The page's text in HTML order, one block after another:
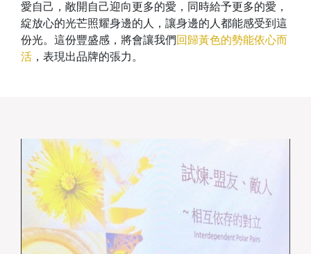
愛自己，敞開自己迎向更多的愛，同時給予更多的愛，
綻放心的光芒照耀身邊的人，讓身邊的人都能感受到這
份光。這份豐盛感，將會讓我們 回歸黃色的勢能依心而
活 ，表現出品牌的張力。